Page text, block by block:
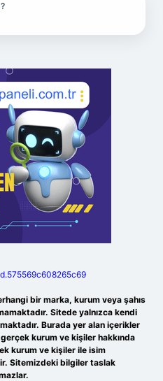
bir marka, kurum veya şahıs
Sitede yalnızca kendi
Burada yer alan içerikler
kurum ve kişiler hakkında
kurum ve kişiler ile isim
Sitemizdeki bilgiler taslak